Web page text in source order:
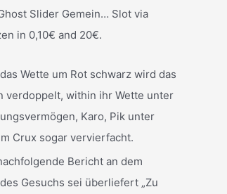
Slider Gemein… Slot via
in 0,10€ and 20€.
Wette um Rot schwarz wird das
verdoppelt, within ihr Wette unter
Karo, Pik unter
Crux sogar vervierfacht.
Bericht an dem
Gesuchs sei überliefert „Zu